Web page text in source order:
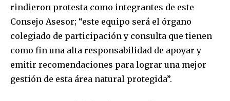
rindieron protesta como integrantes de este
Consejo Asesor; “este equipo será el órgano
colegiado de participación y consulta que tienen
como fin una alta responsabilidad de apoyar y
emitir recomendaciones para lograr una mejor
gestión de esta área natural protegida”.